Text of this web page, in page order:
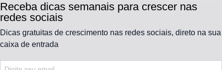
Receba dicas semanais para crescer nas
redes sociais
Dicas gratuitas de crescimento nas redes sociais, direto na sua
caixa de entrada